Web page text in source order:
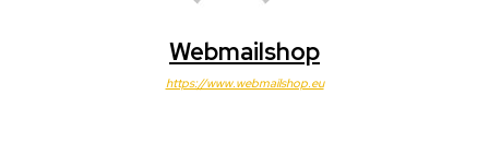
Webmailshop
https://www.webmailshop.eu